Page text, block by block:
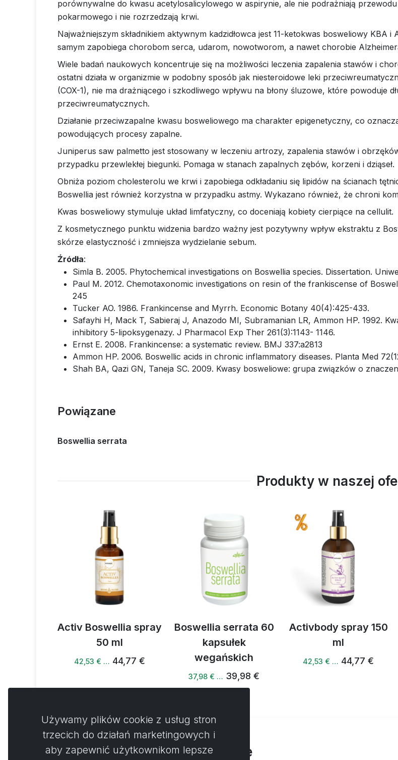
porównywalne do kwasu acetylosalicylowego w aspirynie, ale nie podrażniają przewodu
pokarmowego i nie rozrzedzają krwi.
Najważniejszym składnikiem aktywnym kadzidłowca jest 11-ketokwas bosweliowy
samym zapobiega chorobom serca, udarom, nowotworom, a nawet chorobie
Wiele badań naukowych koncentruje się na możliwości leczenia zapalenia stawów i
ostatni działa w organizmie w podobny sposób jak niesteroidowe leki
(COX-1), nie ma drażniącego i szkodliwego wpływu na błony śluzowe, które powoduje
przeciwreumatycznych.
Działanie przeciwzapalne kwasu bosweliowego ma charakter epigenetyczny, co
powodujących procesy zapalne.
Juniperus saw palmetto jest stosowany w leczeniu artrozy, zapalenia stawów i
przypadku przewlekłej biegunki. Pomaga w stanach zapalnych zębów, korzeni i dziąseł.
Obniża poziom cholesterolu we krwi i zapobiega odkładaniu się lipidów na ścianach
Boswellia jest również korzystna w przypadku astmy. Wykazano również, że chroni
Kwas bosweliowy stymuluje układ limfatyczny, co doceniają kobiety cierpiące na cellulit.
Z kosmetycznego punktu widzenia bardzo ważny jest pozytywny wpływ ekstraktu z
skórze elastyczność i zmniejsza wydzielanie sebum.
Źródła:
Simla B. 2005. Phytochemical investigations on Boswellia species. Dissertation.
Paul M. 2012. Chemotaxonomic investigations on resin of the frankiscense of
245
Tucker AO. 1986. Frankincense and Myrrh. Economic Botany 40(4):425-433.
Safayhi H, Mack T, Sabieraj J, Anazodo MI, Subramanian LR, Ammon HP. 1992.
inhibitory 5-lipoksygenazy. J Pharmacol Exp Ther 261(3):1143- 1146.
Ernst E. 2008. Frankincense: a systematic review. BMJ 337:a2813
Ammon HP. 2006. Boswellic acids in chronic inflammatory diseases. Planta Med
Shah BA, Qazi GN, Taneja SC. 2009. Kwasy bosweliowe: grupa związków o
Powiązane
Boswellia serrata
Produkty w naszej
Activ Boswellia spray
50 ml
42,53 € … 44,77 €
Boswellia serrata 60
kapsułek
wegańskich
37,98 € … 39,98 €
Activbody spray 150
ml
42,53 € … 44,77 €
0 Komentarze
Używamy plików cookie z usług stron
trzecich do działań marketingowych i
aby zapewnić użytkownikom lepsze